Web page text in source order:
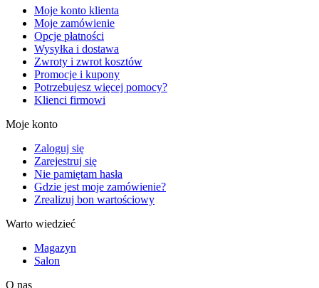
Moje konto klienta
Moje zamówienie
Opcje płatności
Wysyłka i dostawa
Zwroty i zwrot kosztów
Promocje i kupony
Potrzebujesz więcej pomocy?
Klienci firmowi
Moje konto
Zaloguj się
Zarejestruj się
Nie pamiętam hasła
Gdzie jest moje zamówienie?
Zrealizuj bon wartościowy
Warto wiedzieć
Magazyn
Salon
O nas